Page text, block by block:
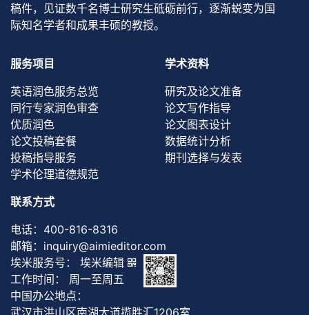
稿件，见证数千名博士研究生砥砺前行，逐渐蜕变为国
际知名学者和成果丰硕的教授。
服务项目
英语润色服务总览
同行专家润色审查
优质润色
论文投稿套餐
投稿指导服务
学术伦理道德规范
学术资料
研究及论文准备
论文写作指导
论文图表设计
数据统计分析
期刊选择与发表
联系方式
电话： 400-816-8316
邮箱： inquiry@aimieditor.com
埃米服务号： 埃米编辑
工作时间： 周一至周五
中国办公地点：
武汉市洪山区南湖大道揽胜汇1206室